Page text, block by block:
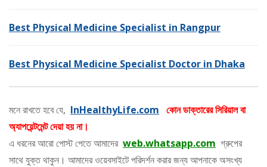
Best Physical Medicine Specialist in Rangpur
Best Physical Medicine Specialist Doctor in Dhaka
মনে রাখতে হবে যে, InHealthyLife.com কোন ডাক্তারের সিরিয়াল বা
অ্যাপয়েন্টমেন্ট দেয়া হয় না।
এ ধরনের আরো পোস্ট পেতে আমাদের web.whatsapp.com গ্রুপের
সাথে যুক্ত থাকুন। আমাদের ওয়েবসাইটে পরিদর্শন করার জন্য আপনাকে অসংখ্য